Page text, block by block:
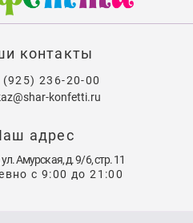
контакты
(925) 236-20-00
konfetti.ru
адрес
Амурская, д. 9/6, стр. 11
с 9:00 до 21:00